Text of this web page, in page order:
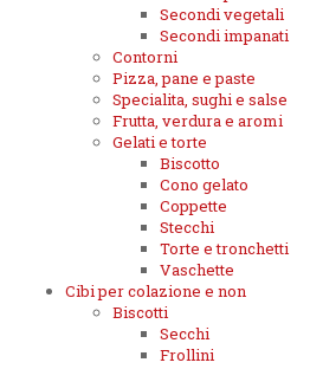
Secondi vegetali
Secondi impanati
Contorni
Pizza, pane e paste
Specialita, sughi e salse
Frutta, verdura e aromi
Gelati e torte
Biscotto
Cono gelato
Coppette
Stecchi
Torte e tronchetti
Vaschette
Cibi per colazione e non
Biscotti
Secchi
Frollini